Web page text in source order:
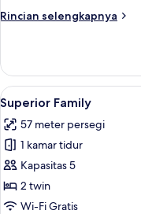
Rincian selengkapnya
Rincian
Deluxe
Twin
room
Lihat
semua
foto
untuk
Superior
Family
4
Superior Family
57 meter persegi
1 kamar tidur
Kapasitas 5
2 twin
Wi-Fi Gratis